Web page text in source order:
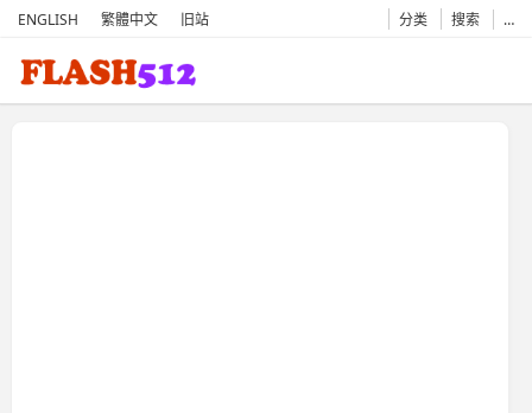
ENGLISH 繁體中文 旧站 分类 搜索 …